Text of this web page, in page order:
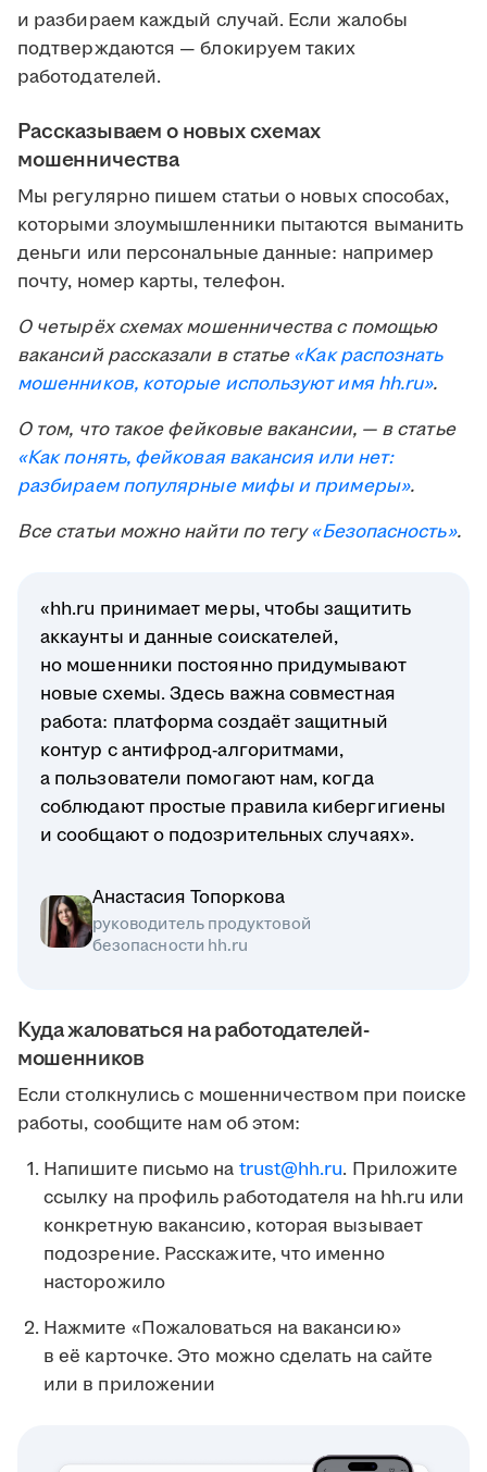
и разбираем каждый случай. Если жалобы
подтверждаются — блокируем таких
работодателей.
Рассказываем о новых схемах
мошенничества
Мы регулярно пишем статьи о новых способах,
которыми злоумышленники пытаются выманить
деньги или персональные данные: например
почту, номер карты, телефон.
О четырёх схемах мошенничества с помощью
вакансий рассказали в статье«Как распознать
мошенников, которые используют имяhh.ru».
О том, что такое фейковые вакансии, — в статье
«Как понять, фейковая вакансия или нет:
разбираем популярные мифы и примеры».
Все статьи можно найти по тегу«Безопасность».
«hh.ru принимает меры, чтобы защитить
аккаунты и данные соискателей,
но мошенники постоянно придумывают
новые схемы. Здесь важна совместная
работа: платформа создаёт защитный
контур с антифрод-алгоритмами,
а пользователи помогают нам, когда
соблюдают простые правила кибергигиены
и сообщают о подозрительных случаях».
Анастасия Топоркова
руководитель продуктовой
безопасности hh.ru
Куда жаловаться на работодателей-
мошенников
Если столкнулись с мошенничеством при поиске
работы, сообщите нам об этом:
Напишите письмо на trust@hh.ru. Приложите
ссылку на профиль работодателя на hh.ru или
конкретную вакансию, которая вызывает
подозрение. Расскажите, что именно
насторожило
Нажмите «Пожаловаться на вакансию»
в её карточке. Это можно сделать на сайте
или в приложении